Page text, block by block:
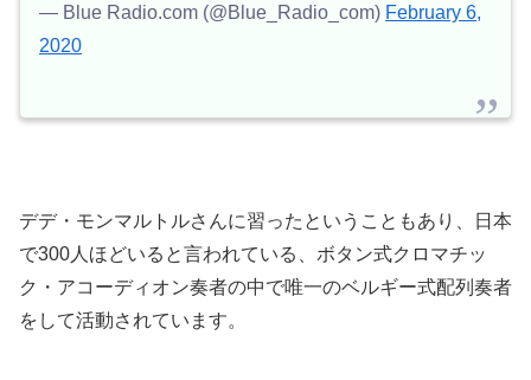
— Blue Radio.com (@Blue_Radio_com) February 6,
2020
デデ・モンマルトルさんに習ったということもあり、日本
で300人ほどいると言われている、ボタン式クロマチッ
ク・アコーディオン奏者の中で唯一のベルギー式配列奏者
をして活動されています。